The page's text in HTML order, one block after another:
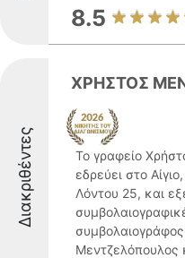
8.5
Διακριθέντες
ΧΡΗΣΤΟΣ
Το γραφείο
εδρεύει στο
Λόντου 25, και
Μεντζελόπουλος